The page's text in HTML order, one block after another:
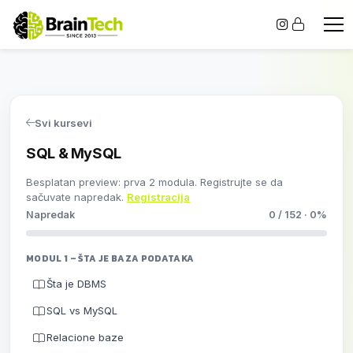
Svi kursevi
SQL & MySQL
Besplatan preview: prva 2 modula. Registrujte se da
sačuvate napredak. Registracija
Napredak 0 / 152 · 0%
MODUL 1 – ŠTA JE BAZA PODATAKA
Šta je DBMS
SQL vs MySQL
Relacione baze